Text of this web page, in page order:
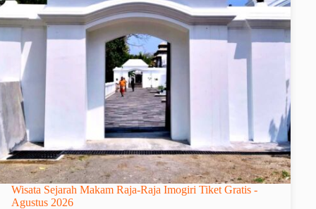
Wisata Sejarah Makam Raja-Raja Imogiri Tiket Gratis -
Agustus 2026